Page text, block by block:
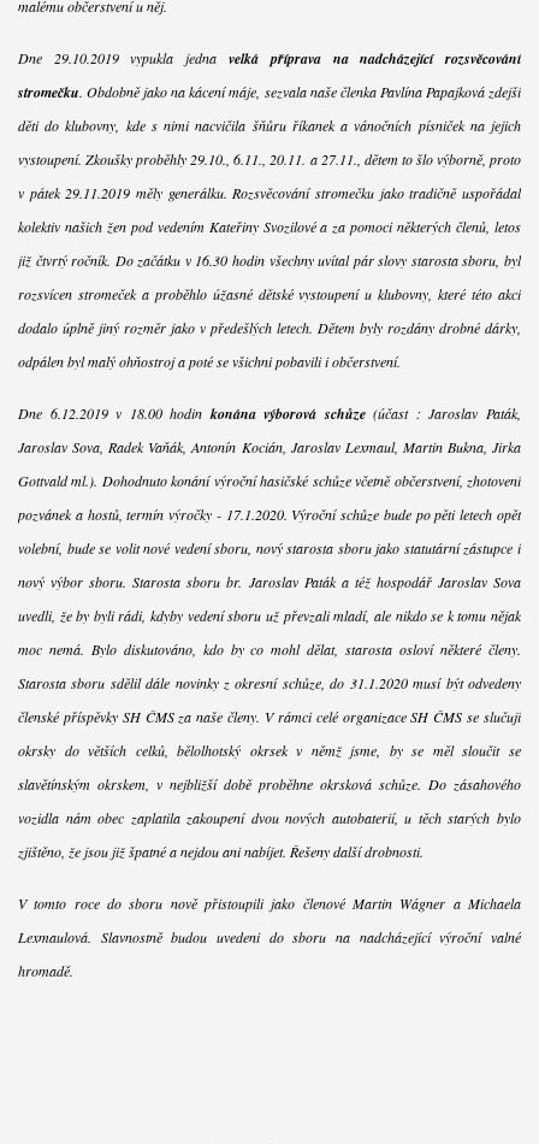
malému občerstvení u něj.
Dne 29.10.2019 vypukla jedna velká příprava na nadcházející rozsvěcování
stromečku. Obdobně jako na kácení máje, sezvala naše členka Pavlína Papajková zdejší
děti do klubovny, kde s nimi nacvičila šňůru říkanek a vánočních písniček na jejich
vystoupení. Zkoušky proběhly 29.10., 6.11., 20.11. a 27.11., dětem to šlo výborně, proto
v pátek 29.11.2019 měly generálku. Rozsvěcování stromečku jako tradičně uspořádal
kolektiv našich žen pod vedením Kateřiny Svozilové a za pomoci některých členů, letos
již čtvrtý ročník. Do začátku v 16.30 hodin všechny uvítal pár slovy starosta sboru, byl
rozsvícen stromeček a proběhlo úžasné dětské vystoupení u klubovny, které této akci
dodalo úplně jiný rozměr jako v předešlých letech. Dětem byly rozdány drobné dárky,
odpálen byl malý ohňostroj a poté se všichni pobavili i občerstvení.
Dne 6.12.2019 v 18.00 hodin konána výborová schůze(účast : Jaroslav Paták,
Jaroslav Sova, Radek Vaňák, Antonín Kocián, Jaroslav Lexmaul, Martin Bukna, Jirka
Gottvald ml.). Dohodnuto konání výroční hasičské schůze včetně občerstvení, zhotovení
pozvánek a hostů, termín výročky - 17.1.2020. Výroční schůze bude po pěti letech opět
volební, bude se volit nové vedení sboru, nový starosta sboru jako statutární zástupce i
nový výbor sboru. Starosta sboru br. Jaroslav Paták a též hospodář Jaroslav Sova
uvedli, že by byli rádi, kdyby vedení sboru už převzali mladí, ale nikdo se k tomu nějak
moc nemá. Bylo diskutováno, kdo by co mohl dělat, starosta osloví některé členy.
Starosta sboru sdělil dále novinky z okresní schůze, do 31.1.2020 musí být odvedeny
členské příspěvky SH ČMS za naše členy. V rámci celé organizace SH ČMS se slučují
okrsky do větších celků, bělolhotský okrsek v němž jsme, by se měl sloučit se
slavětínským okrskem, v nejbližší době proběhne okrsková schůze. Do zásahového
vozidla nám obec zaplatila zakoupení dvou nových autobaterií, u těch starých bylo
zjištěno, že jsou již špatné a nejdou ani nabíjet. Řešeny další drobnosti.
V tomto roce do sboru nově přistoupili jako členové Martin Wágner a Michaela
Lexmaulová. Slavnostně budou uvedeni do sboru na nadcházející výroční valné
hromadě.